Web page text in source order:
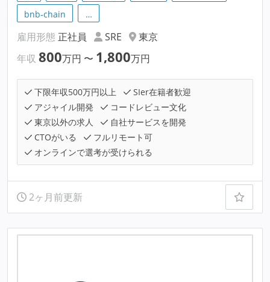
bnb-chain
…
雇用形態 正社員 SRE
東京
年収 800万円 〜 1,800万円
下限年収500万円以上
SIer在籍者歓迎
アジャイル開発
コードレビュー文化
東京以外の求人
自社サービスを開発
CTOがいる
フルリモート可
オンラインで選考が受けられる
2ヶ月前更新